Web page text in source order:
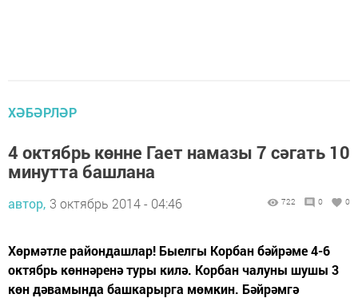
ХӘБӘРЛӘР
4 октябрь көнне Гает намазы 7 сәгать 10
минутта башлана
автор, 3 октябрь 2014 - 04:46 722 0 0
Хөрмәтле райондашлар! Быелгы Корбан бәйрәме 4-6
октябрь көннәренә туры килә. Корбан чалуны шушы 3
көн дәвамында башкарырга мөмкин. Бәйрәмгә